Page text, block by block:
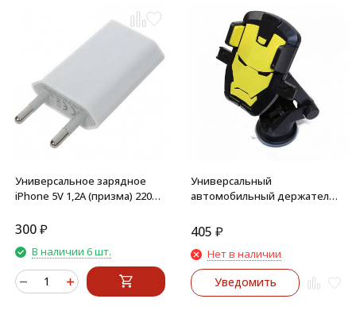
Универсальное зарядное
iPhone 5V 1,2A (призма) 220V
300₽
В наличии 6 шт.
Универсальный
автомобильный держатель
405 ₽
Нет в наличии
Уведомить